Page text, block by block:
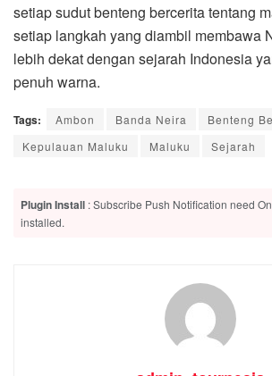
setiap sudut benteng bercerita tentang
setiap langkah yang diambil membawa
lebih dekat dengan sejarah Indonesia
penuh warna.
Tags: Ambon Banda Neira
Benteng
Kepulauan Maluku
Maluku Sejarah
Plugin Install : Subscribe Push Notification need
installed.